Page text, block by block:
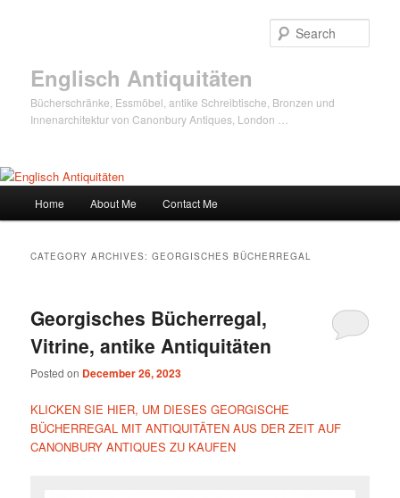
Englisch Antiquitäten
Bücherschränke, Essmöbel, antike Schreibtische, Bronzen und
Innenarchitektur von Canonbury Antiques, London …
Skip
content
Skip
content
Home About Me Contact Me
CATEGORY ARCHIVES:GEORGISCHES BÜCHERREGAL
Georgisches Bücherregal,
Vitrine, antike Antiquitäten
Posted on December 26, 2023
KLICKEN SIE HIER, UM DIESES GEORGISCHE
BÜCHERREGAL MIT ANTIQUITÄTEN AUS DER ZEIT AUF
CANONBURY ANTIQUES ZU KAUFEN